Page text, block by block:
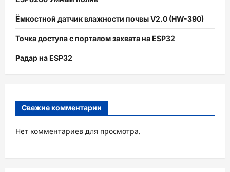
Ёмкостной датчик влажности почвы V2.0 (HW-390)
Точка доступа с порталом захвата на ESP32
Радар на ESP32
Свежие комментарии
Нет комментариев для просмотра.